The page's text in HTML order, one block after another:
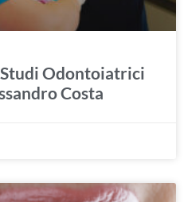
Odontoiatrici
Costa